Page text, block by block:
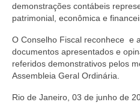
Refeitórios
Convênios
Dependentes
demonstrações contábeis
patrimonial, econômica e
O Conselho Fiscal reconhece e
documentos apresentados e
referidos demonstrativos pelos
Assembleia Geral Ordinária.
Rio de Janeiro, 03 de junho de